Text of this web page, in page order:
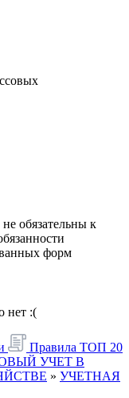
обязательны к
форм
нет :(
Правила ТОП 20
УЧЕТ В
» УЧЕТНАЯ